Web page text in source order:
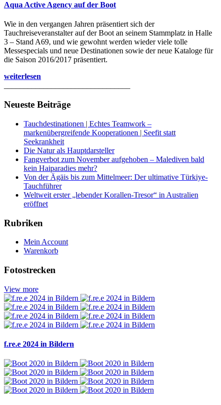
Aqua Active Agency auf der Boot
Wie in den vergangen Jahren präsentiert sich der
Tauchreiseveranstalter auf der Boot an seinem Stammplatz in Halle
3 – Stand A69, und wie gewohnt werden wieder viele tolle
Messespecials und neue Destinationen sowie der neue Kataloge für
die Saison 2016/2017 präsentiert.
weiterlesen
Neueste Beiträge
Tauchdestinationen | Echtes Teamwork –
markenübergreifende Kooperationen | Seefit statt
Seekrankheit
Die Natur als Hauptdarsteller
Fangverbot zum November aufgehoben – Malediven bald
kein Haiparadies mehr?
Von der Ägäis bis zum Mittelmeer: Der ultimative Türkiye-
Tauchführer
Weltweit erster „lebender Korallen-Tresor“ in Australien
eröffnet
Rubriken
Mein Account
Warenkorb
Fotostrecken
View more
f.re.e 2024 in Bildern